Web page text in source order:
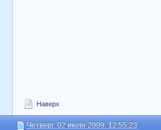
Наверх
Четверг, 02 июля 2009, 12:55:23